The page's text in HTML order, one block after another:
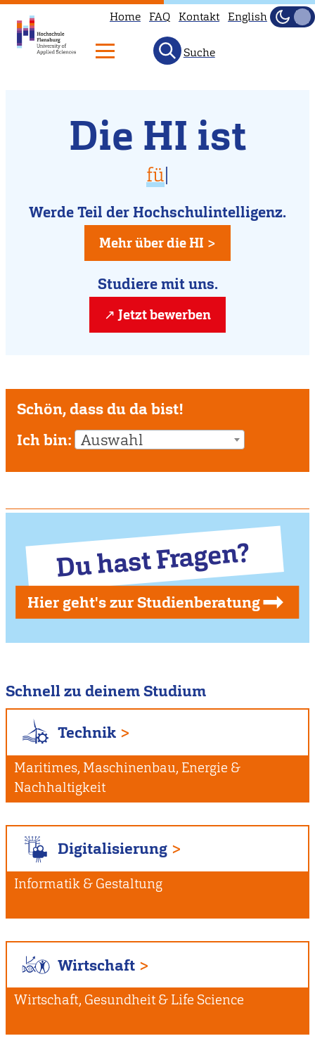
Home FAQ Kontakt English
Hell
Suche
Flensburg
Die HI ist
kreativ
für D
Werde Teil der Hochschulintelligenz.
Mehr über die HI >
Studiere mit uns.
Jetzt bewerben
Schön, dass du da bist!
Ich bin: Auswahl
Du hast Fragen?
Hier geht's zur Studienberatung
Schnell zu deinem Studium
Technik
Maritimes, Maschinenbau, Energie &
Nachhaltigkeit
Digitalisierung
Informatik & Gestaltung
Wirtschaft
Wirtschaft, Gesundheit & Life Science